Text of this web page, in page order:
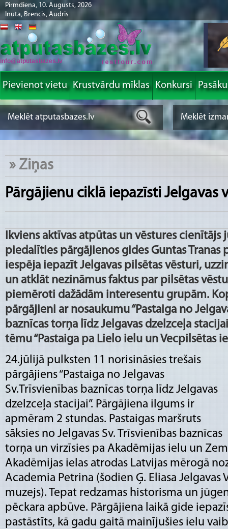
Pirmdiena, 10. Augusts, 2026
Inuta, Brencis, Audris
info@atputasbazes.lv
Pievienot vietu Krustvārdu mīklas Konkursi
» Ziņas
Pārgājienu ciklā iepazīsti Jelgavas
Ikviens aktīvas atpūtas un vēstures cienītājs
piedalīties pārgājienos gides Guntas Tranas
iespēja iepazīt Jelgavas pilsētas vēsturi,
un atklāt nezināmus faktus par pilsētas
piemēroti dažādām interesentu grupām.
pārgājieni ar nosaukumu “Pastaiga no
baznīcas torņa līdz Jelgavas dzelzceļa
tēmu “Pastaiga pa Lielo ielu un Vecpilsētas
24.jūlijā pulksten 11 norisināsies trešais
pārgājiens “Pastaiga no Jelgavas
Sv.Trīsvienības baznīcas torņa līdz Jelgavas
dzelzceļa stacijai”. Pārgājiena ilgums ir
apmēram 2 stundas. Pastaigas maršruts
sāksies no Jelgavas Sv. Trīsvienības baznīcas
torņa un virzīsies pa Akadēmijas ielu un
Akadēmijas ielas atrodas Latvijas mērogā
Academia Petrina (šodien Ģ. Eliasa Jelgavas
muzejs). Tepat redzamas historisma un
pēckara apbūve. Pārgājiena laikā gide
pastāstīts, kā gadu gaitā mainījušies ielu